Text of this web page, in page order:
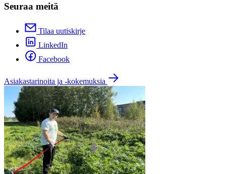
Seuraa meitä
Tilaa uutiskirje
LinkedIn
Facebook
Asiakastarinoita ja -kokemuksia